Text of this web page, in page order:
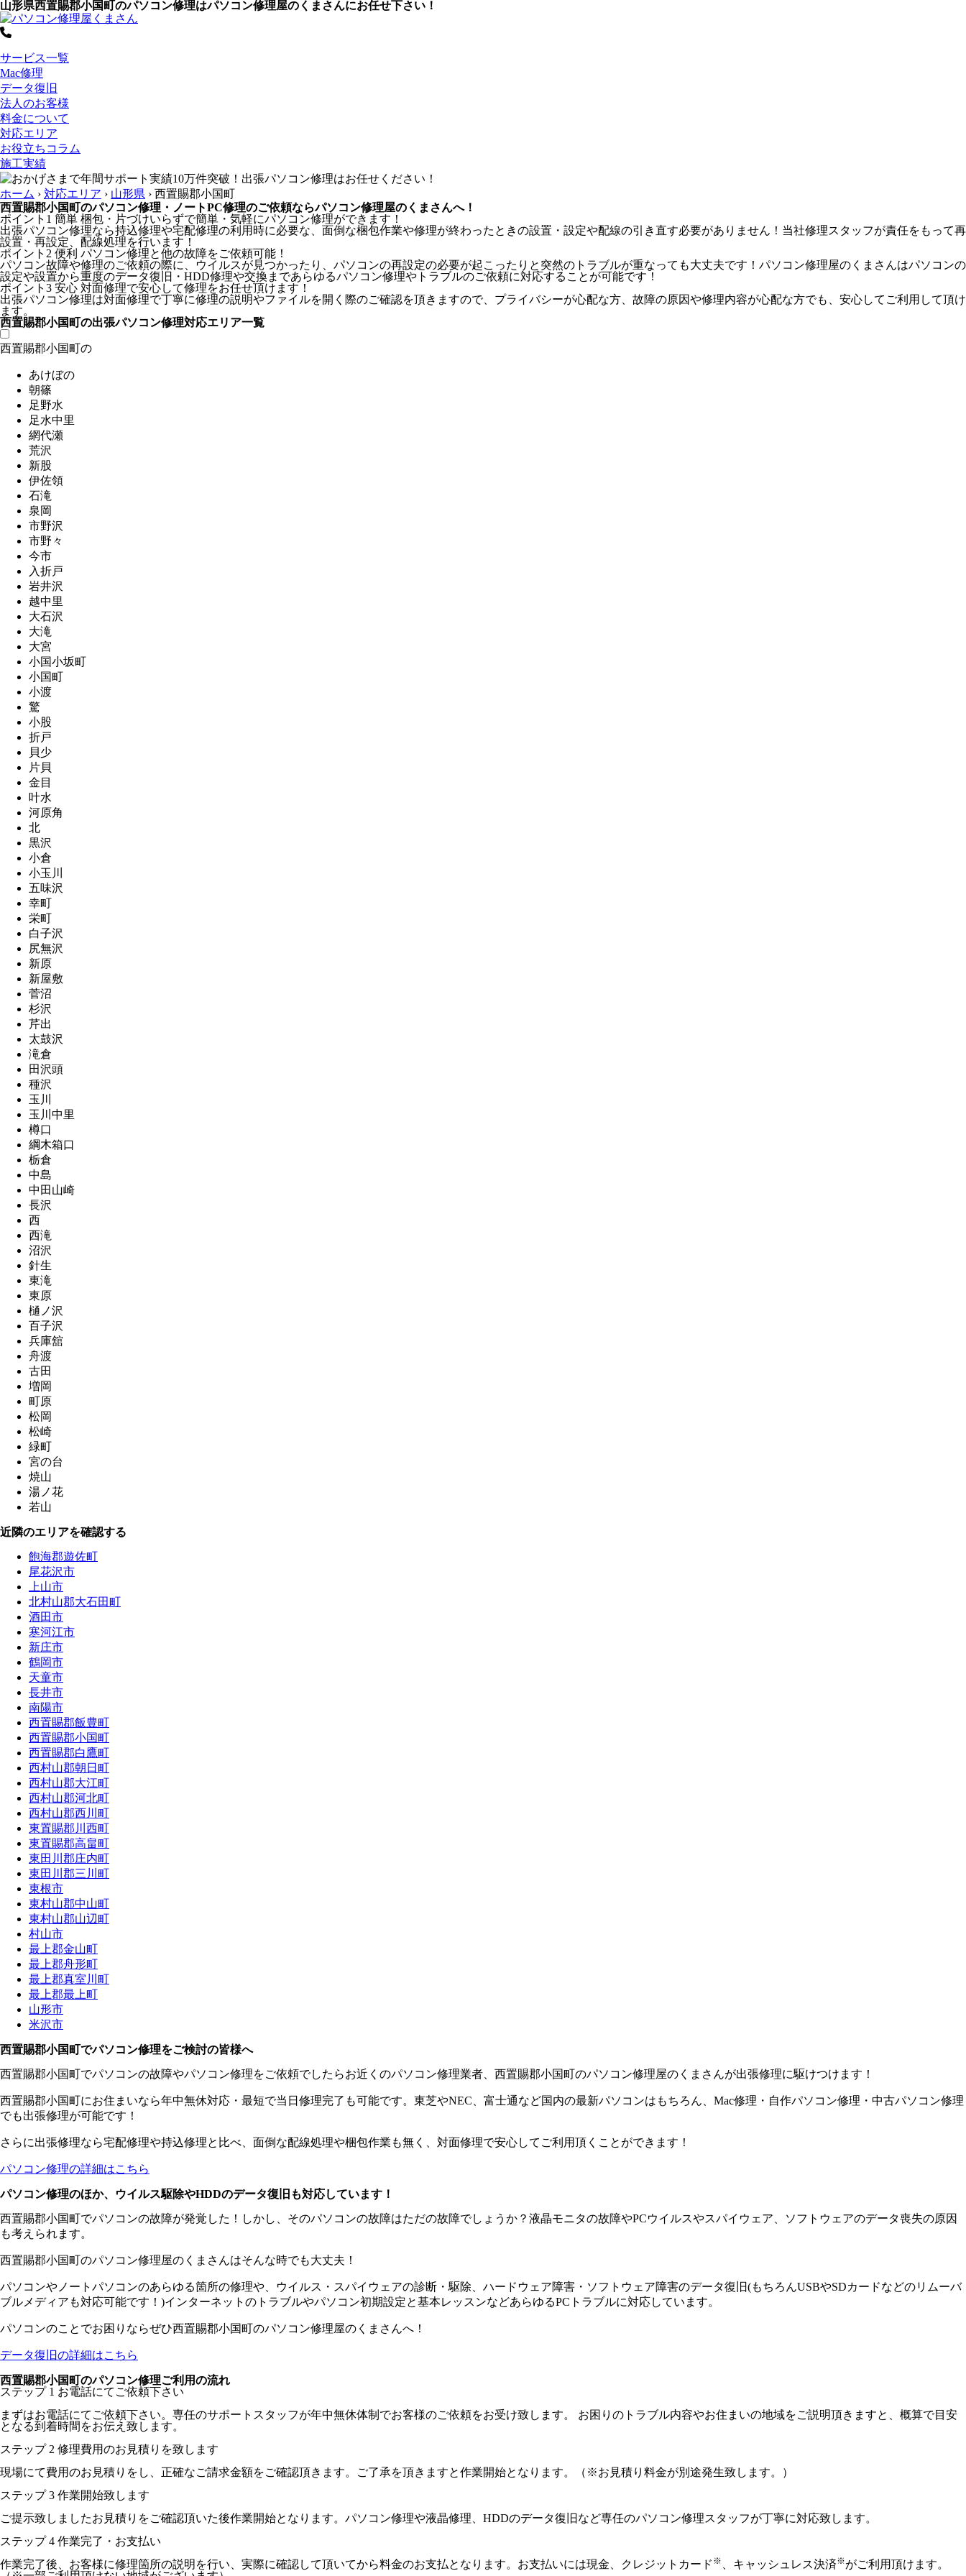
山形県西置賜郡小国町のパソコン修理はパソコン修理屋のくまさんにお任せ下さい！
サービス一覧
Mac修理
データ復旧
法人のお客様
料金について
対応エリア
お役立ちコラム
施工実績
ホーム › 対応エリア › 山形県 › 西置賜郡小国町
西置賜郡小国町のパソコン修理・ノートPC修理のご依頼ならパソコン修理屋のくまさんへ！
ポイント1 簡単 梱包・片づけいらずで簡単・気軽にパソコン修理ができます！
出張パソコン修理なら持込修理や宅配修理の利用時に必要な、面倒な梱包作業や修理が終わったときの設置・設定や配線の引き直す必要がありません！当社修理スタッフが責任をもって再
設置・再設定、配線処理を行います！
ポイント2 便利 パソコン修理と他の故障をご依頼可能！
パソコン故障や修理のご依頼の際に、ウイルスが見つかったり、パソコンの再設定の必要が起こったりと突然のトラブルが重なっても大丈夫です！パソコン修理屋のくまさんはパソコンの
設定や設置から重度のデータ復旧・HDD修理や交換まであらゆるパソコン修理やトラブルのご依頼に対応することが可能です！
ポイント3 安心 対面修理で安心して修理をお任せ頂けます！
出張パソコン修理は対面修理で丁寧に修理の説明やファイルを開く際のご確認を頂きますので、プライバシーが心配な方、故障の原因や修理内容が心配な方でも、安心してご利用して頂け
ます。
西置賜郡小国町の出張パソコン修理対応エリア一覧
西置賜郡小国町の
あけぼの
朝篠
足野水
足水中里
網代瀬
荒沢
新股
伊佐領
石滝
泉岡
市野沢
市野々
今市
入折戸
岩井沢
越中里
大石沢
大滝
大宮
小国小坂町
小国町
小渡
驚
小股
折戸
貝少
片貝
金目
叶水
河原角
北
黒沢
小倉
小玉川
五味沢
幸町
栄町
白子沢
尻無沢
新原
新屋敷
菅沼
杉沢
芹出
太鼓沢
滝倉
田沢頭
種沢
玉川
玉川中里
樽口
綱木箱口
栃倉
中島
中田山崎
長沢
西
西滝
沼沢
針生
東滝
東原
樋ノ沢
百子沢
兵庫舘
舟渡
古田
増岡
町原
松岡
松崎
緑町
宮の台
焼山
湯ノ花
若山
近隣のエリアを確認する
飽海郡遊佐町
尾花沢市
上山市
北村山郡大石田町
酒田市
寒河江市
新庄市
鶴岡市
天童市
長井市
南陽市
西置賜郡飯豊町
西置賜郡小国町
西置賜郡白鷹町
西村山郡朝日町
西村山郡大江町
西村山郡河北町
西村山郡西川町
東置賜郡川西町
東置賜郡高畠町
東田川郡庄内町
東田川郡三川町
東根市
東村山郡中山町
東村山郡山辺町
村山市
最上郡金山町
最上郡舟形町
最上郡真室川町
最上郡最上町
山形市
米沢市
西置賜郡小国町でパソコン修理をご検討の皆様へ
西置賜郡小国町でパソコンの故障やパソコン修理をご依頼でしたらお近くのパソコン修理業者、西置賜郡小国町のパソコン修理屋のくまさんが出張修理に駆けつけます！
西置賜郡小国町にお住まいなら年中無休対応・最短で当日修理完了も可能です。東芝やNEC、富士通など国内の最新パソコンはもちろん、Mac修理・自作パソコン修理・中古パソコン修理
でも出張修理が可能です！
さらに出張修理なら宅配修理や持込修理と比べ、面倒な配線処理や梱包作業も無く、対面修理で安心してご利用頂くことができます！
パソコン修理の詳細はこちら
パソコン修理のほか、ウイルス駆除やHDDのデータ復旧も対応しています！
西置賜郡小国町でパソコンの故障が発覚した！しかし、そのパソコンの故障はただの故障でしょうか？液晶モニタの故障やPCウイルスやスパイウェア、ソフトウェアのデータ喪失の原因
も考えられます。
西置賜郡小国町のパソコン修理屋のくまさんはそんな時でも大丈夫！
パソコンやノートパソコンのあらゆる箇所の修理や、ウイルス・スパイウェアの診断・駆除、ハードウェア障害・ソフトウェア障害のデータ復旧(もちろんUSBやSDカードなどのリムーバ
ブルメディアも対応可能です！)インターネットのトラブルやパソコン初期設定と基本レッスンなどあらゆるPCトラブルに対応しています。
パソコンのことでお困りならぜひ西置賜郡小国町のパソコン修理屋のくまさんへ！
データ復旧の詳細はこちら
西置賜郡小国町のパソコン修理ご利用の流れ
ステップ 1 お電話にてご依頼下さい
まずはお電話にてご依頼下さい。専任のサポートスタッフが年中無休体制でお客様のご依頼をお受け致します。 お困りのトラブル内容やお住まいの地域をご説明頂きますと、概算で目安
となる到着時間をお伝え致します。
ステップ 2 修理費用のお見積りを致します
現場にて費用のお見積りをし、正確なご請求金額をご確認頂きます。ご了承を頂きますと作業開始となります。（※お見積り料金が別途発生致します。）
ステップ 3 作業開始致します
ご提示致しましたお見積りをご確認頂いた後作業開始となります。パソコン修理や液晶修理、HDDのデータ復旧など専任のパソコン修理スタッフが丁寧に対応致します。
ステップ 4 作業完了・お支払い
作業完了後、お客様に修理箇所の説明を行い、実際に確認して頂いてから料金のお支払となります。お支払いには現金、クレジットカード ※ 、キャッシュレス決済※がご利用頂けます。